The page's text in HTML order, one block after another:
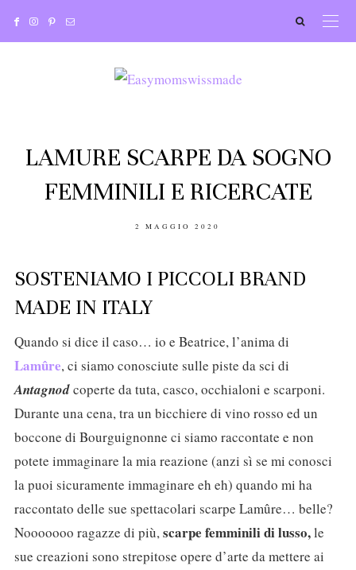
LAMURE SCARPE DA SOGNO
FEMMINILI E RICERCATE
POSTED
2 MAGGIO 2020
SOSTENIAMO I PICCOLI BRAND
MADE IN ITALY
Quando si dice il caso… io e Beatrice, l’anima di
Lamûre, ci siamo conosciute sulle piste da sci di
Antagnodcoperte da tuta, casco, occhialoni e scarponi.
Durante una cena, tra un bicchiere di vino rosso ed un
boccone di Bourguignonne ci siamo raccontate e non
potete immaginare la mia reazione (anzi sì se mi conosci
la puoi sicuramente immaginare eh eh) quando mi ha
raccontato delle sue spettacolari scarpe Lamûre… belle?
Nooooooo ragazze di più,scarpe femminili di lusso,le
sue creazioni sono strepitose opere d’arte da mettere ai